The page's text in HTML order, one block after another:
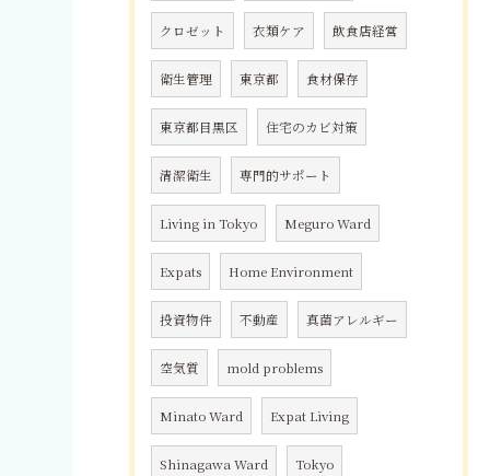
クロゼット 衣類ケア 飲食店経営
衛生管理 東京都 食材保存
東京都目黒区 住宅のカビ対策
清潔衛生 専門的サポート
Living in Tokyo Meguro Ward
Expats Home Environment
投資物件 不動産 真菌アレルギー
空気質 mold problems
Minato Ward Expat Living
Shinagawa Ward Tokyo